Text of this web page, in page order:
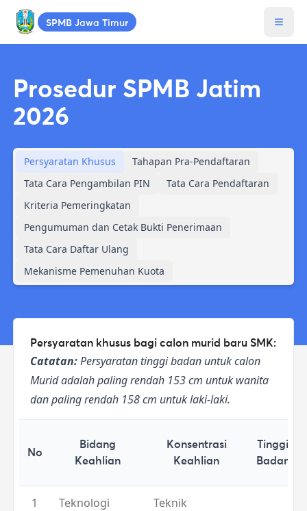
SPMBJawa Timur2026
SPMBJawa Timur
Prosedur SPMB Jatim
2026
Persyaratan Khusus
Tahapan Pra-Pendaftaran
Tata Cara Pengambilan PIN
Tata Cara Pendaftaran
Kriteria Pemeringkatan
Pengumuman dan Cetak Bukti Penerimaan
Tata Cara Daftar Ulang
Mekanisme Pemenuhan Kuota
Persyaratan khusus bagi calon murid baru SMK:
Catatan:Persyaratan tinggi badan untuk calon
Murid adalah paling rendah 153 cm untuk wanita
dan paling rendah 158 cm untuk laki-laki.
No
Bidang
Keahlian
Konsentrasi
Keahlian
Tinggi
Badan
1
Teknologi
Teknik